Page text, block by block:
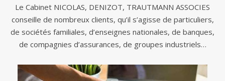
Le Cabinet NICOLAS, DENIZOT, TRAUTMANN ASSOCIES
conseille de nombreux clients, qu’il s’agisse de particuliers,
de sociétés familiales, d’enseignes nationales, de banques,
de compagnies d’assurances, de groupes industriels…